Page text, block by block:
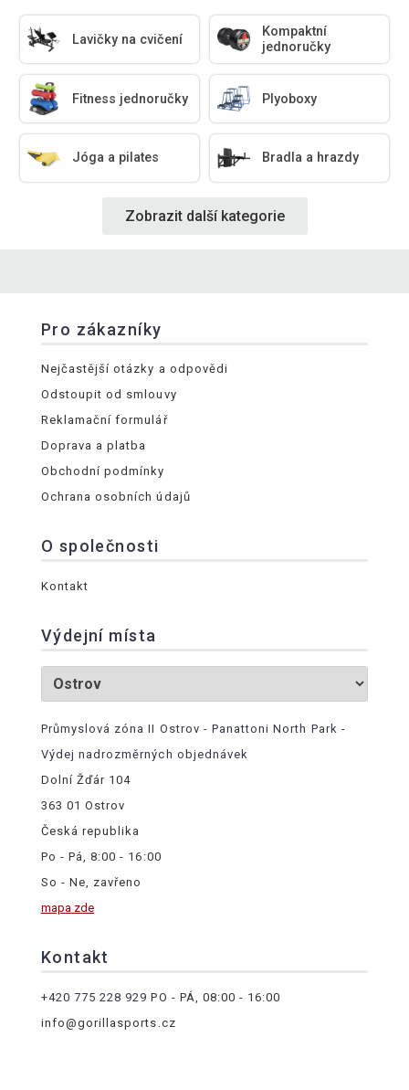
Lavičky na cvičení
Kompaktní
jednoručky
Fitness jednoručky Plyoboxy
Jóga a pilates Bradla a hrazdy
Zobrazit další kategorie
Pro zákazníky
Nejčastější otázky a odpovědi
Odstoupit od smlouvy
Reklamační formulář
Doprava a platba
Obchodní podmínky
Ochrana osobních údajů
O společnosti
Kontakt
Výdejní místa
Průmyslová zóna II Ostrov - Panattoni North Park -
Výdej nadrozměrných objednávek
Dolní Žďár 104
363 01 Ostrov
Česká republika
Po - Pá, 8:00 - 16:00
So - Ne, zavřeno
mapa zde
Kontakt
+420 775 228 929 PO - PÁ, 08:00 - 16:00
info@gorillasports.cz